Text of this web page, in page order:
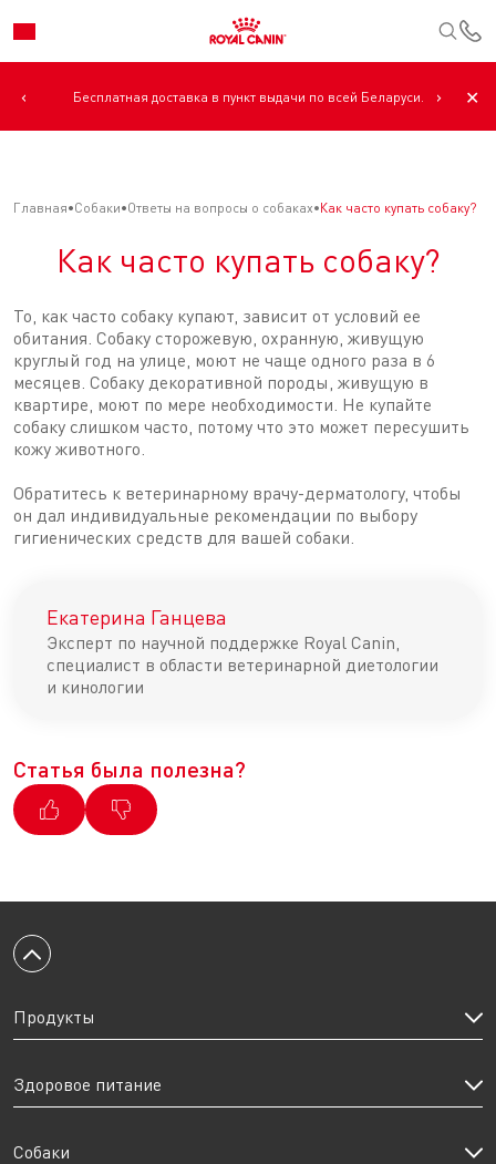
‹ Бесплатная доставка в пункт выдачи по всей Беларуси. › ✕
Главная Собаки Ответы на вопросы о собаках Как часто купать собаку?
Как часто купать собаку?
То, как часто собаку купают, зависит от условий ее
обитания. Собаку сторожевую, охранную, живущую
круглый год на улице, моют не чаще одного раза в 6
месяцев. Собаку декоративной породы, живущую в
квартире, моют по мере необходимости. Не купайте
собаку слишком часто, потому что это может пересушить
кожу животного.
Обратитесь к ветеринарному врачу-дерматологу, чтобы
он дал индивидуальные рекомендации по выбору
гигиенических средств для вашей собаки.
Екатерина Ганцева
Эксперт по научной поддержке Royal Canin,
специалист в области ветеринарной диетологии
и кинологии
Статья была полезна?
Вернуться к началу
Продукты
Здоровое питание
Собаки